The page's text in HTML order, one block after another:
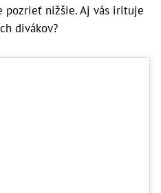
pozrieť nižšie. Aj vás irituje
divákov?